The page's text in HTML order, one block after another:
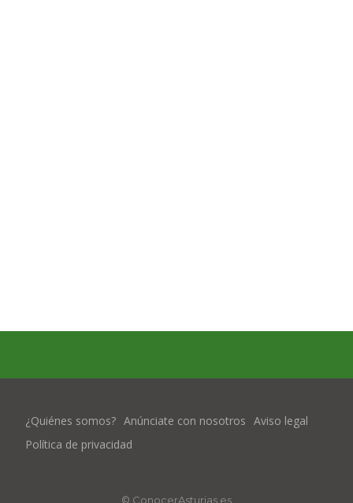
¿Quiénes somos? Anúnciate con nosotros Aviso legal
Política de privacidad
© ConocerAsturias.es